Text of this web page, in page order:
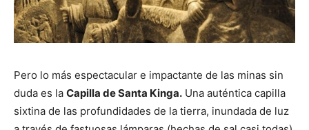
Pero lo más espectacular e impactante de las minas sin
duda es la Capilla de Santa Kinga. Una auténtica capilla
sixtina de las profundidades de la tierra, inundada de luz